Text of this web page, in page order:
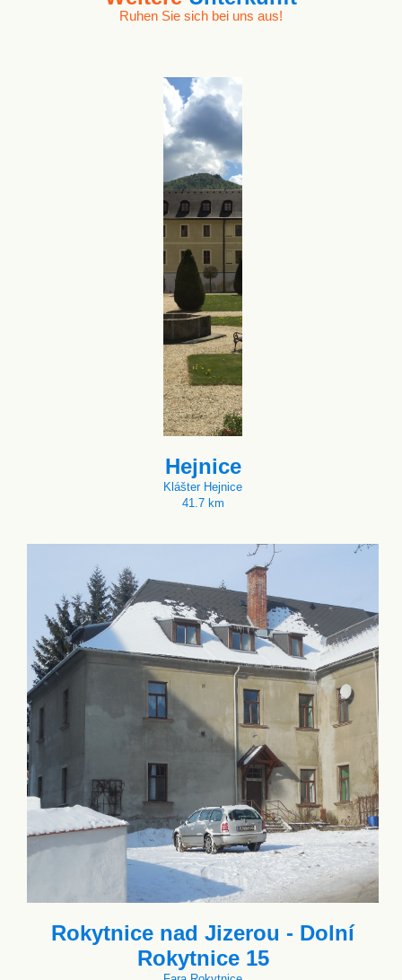
Ruhen Sie sich bei uns aus!
Hejnice
Klášter Hejnice
41.7 km
Rokytnice nad Jizerou - Dolní
Rokytnice 15